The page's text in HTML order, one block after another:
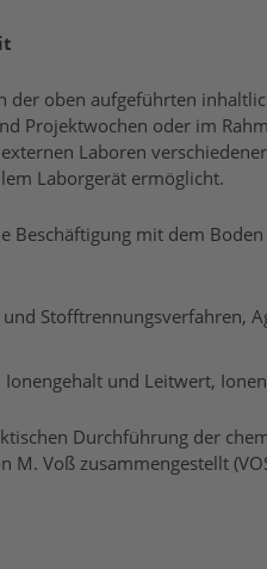
der oben aufgeführten
Projektwochen oder im
Laboren
Laborgerät ermöglicht.
Beschäftigung mit dem
Stofftrennungsverfahren,
und Leitwert,
Durchführung der
Voß zusammengestellt